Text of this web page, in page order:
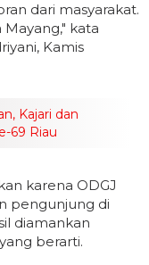
dari masyarakat.
Mayang," kata
Kamis
Kajari dan
69 Riau
karena ODGJ
pengunjung di
diamankan
berarti.